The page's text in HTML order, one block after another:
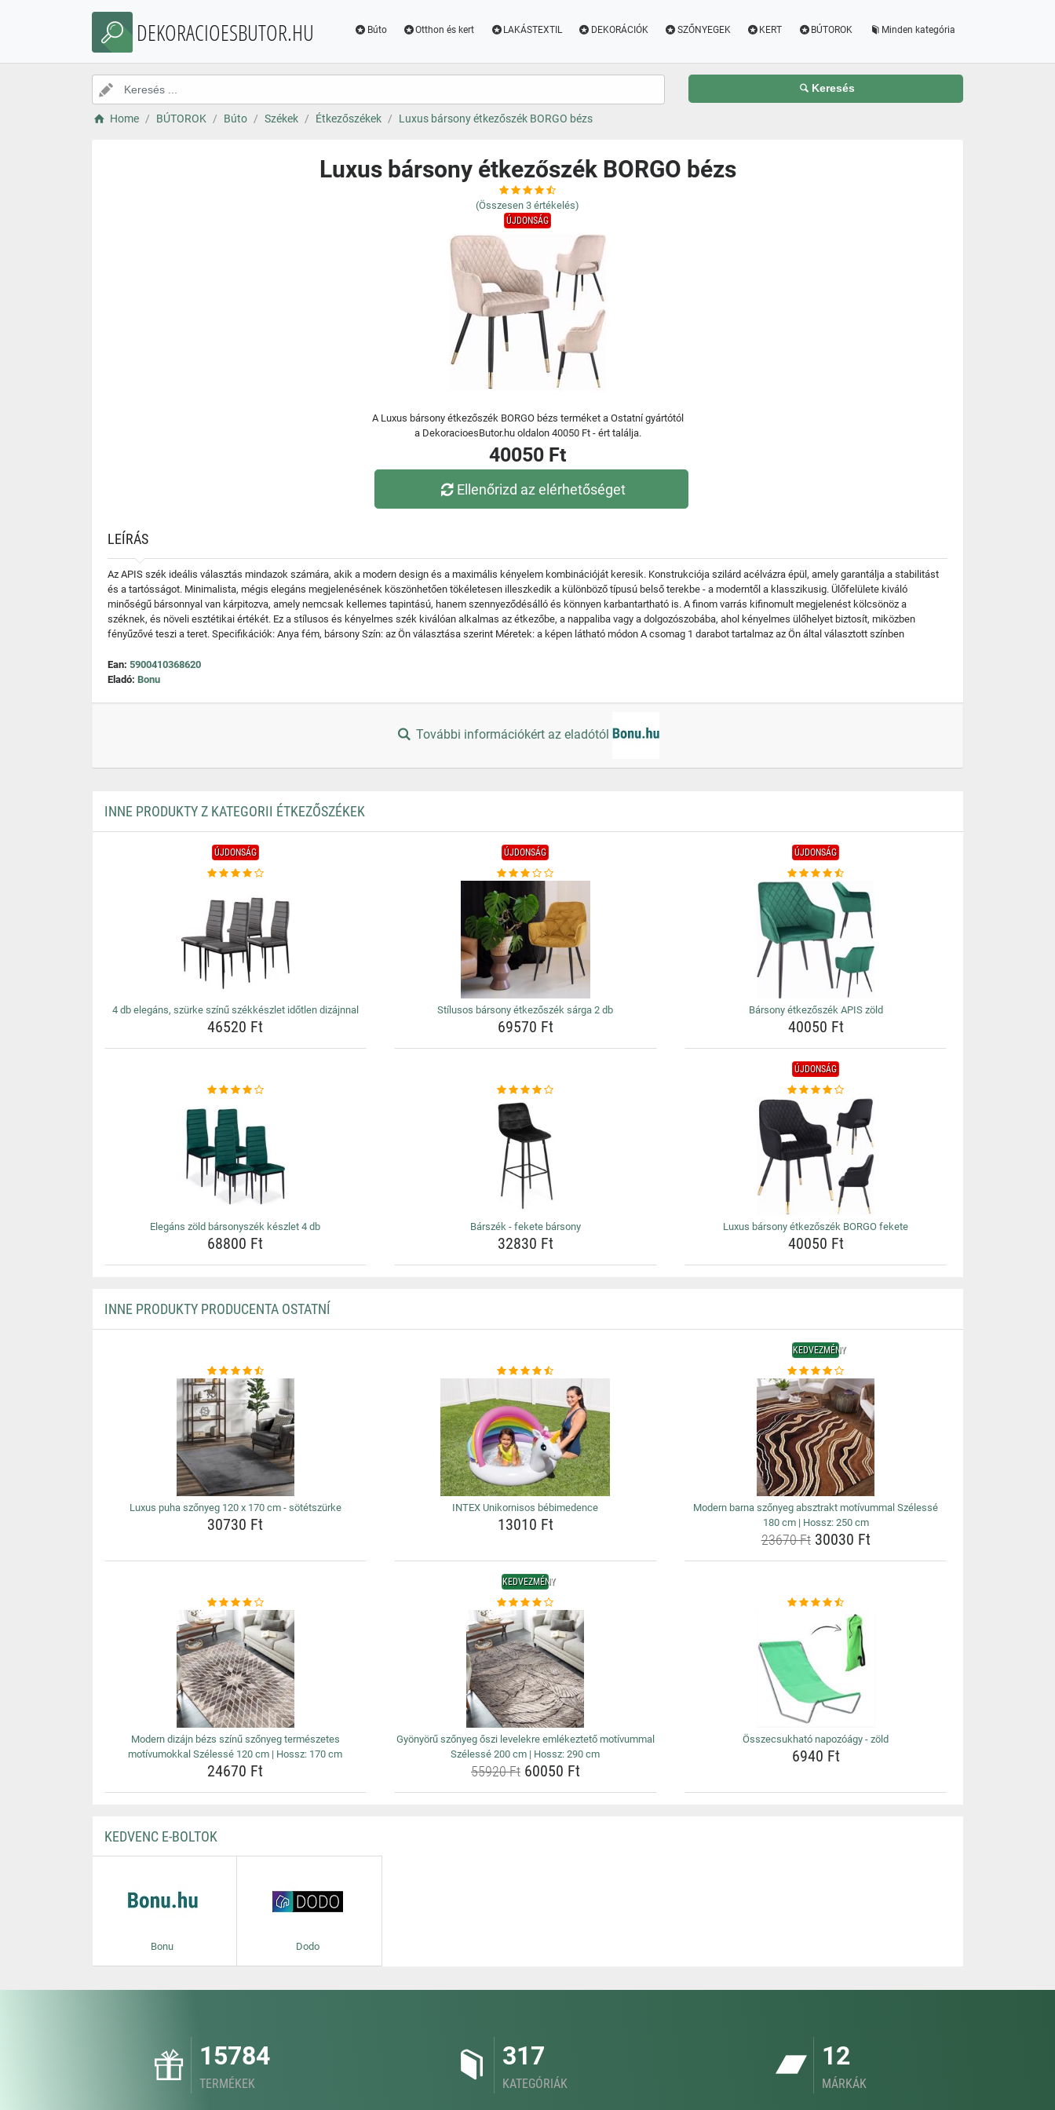
DEKORACIOESBUTOR.HU Búto Otthon és kert LAKÁSTEXTIL DEKORÁCIÓK SZŐNYEGEK KERT BÚTOROK Minden kategória
Keresés
Home BÚTOROK Búto Székek Étkezőszékek Luxus bársony étkezőszék BORGO bézs
Luxus bársony étkezőszék BORGO bézs
(Összesen 3 értékelés)
ÚJDONSÁG
A Luxus bársony étkezőszék BORGO bézs terméket a Ostatní gyártótól
a DekoracioesButor.hu oldalon 40050 Ft - ért találja.
40050 Ft
Ellenőrizd az elérhetőséget
LEÍRÁS
Az APIS szék ideális választás mindazok számára, akik a modern design és a maximális kényelem kombinációját keresik. Konstrukciója szilárd acélvázra épül, amely garantálja a stabilitást
és a tartósságot. Minimalista, mégis elegáns megjelenésének köszönhetően tökéletesen illeszkedik a különböző típusú belső terekbe - a moderntől a klasszikusig. Ülőfelülete kiváló
minőségű bársonnyal van kárpitozva, amely nemcsak kellemes tapintású, hanem szennyeződésálló és könnyen karbantartható is. A finom varrás kifinomult megjelenést kölcsönöz a
széknek, és növeli esztétikai értékét. Ez a stílusos és kényelmes szék kiválóan alkalmas az étkezőbe, a nappaliba vagy a dolgozószobába, ahol kényelmes ülőhelyet biztosít, miközben
fényűzővé teszi a teret. Specifikációk: Anya fém, bársony Szín: az Ön választása szerint Méretek: a képen látható módon A csomag 1 darabot tartalmaz az Ön által választott színben
Ean: 5900410368620
Eladó: Bonu
További információkért az eladótól
INNE PRODUKTY Z KATEGORII ÉTKEZŐSZÉKEK
ÚJDONSÁG
4 db elegáns, szürke színű székkészlet időtlen dizájnnal
46520 Ft
ÚJDONSÁG
Stílusos bársony étkezőszék sárga 2 db
69570 Ft
ÚJDONSÁG
Bársony étkezőszék APIS zöld
40050 Ft
Elegáns zöld bársonyszék készlet 4 db
68800 Ft
Bárszék - fekete bársony
32830 Ft
ÚJDONSÁG
Luxus bársony étkezőszék BORGO fekete
40050 Ft
INNE PRODUKTY PRODUCENTA OSTATNÍ
Luxus puha szőnyeg 120 x 170 cm - sötétszürke
30730 Ft
INTEX Unikornisos bébimedence
13010 Ft
KEDVEZMÉNY
Modern barna szőnyeg absztrakt motívummal Szélessé
180 cm | Hossz: 250 cm
23670 Ft30030 Ft
Modern dizájn bézs színű szőnyeg természetes
motívumokkal Szélessé 120 cm | Hossz: 170 cm
24670 Ft
KEDVEZMÉNY
Gyönyörű szőnyeg őszi levelekre emlékeztető motívummal
Szélessé 200 cm | Hossz: 290 cm
55920 Ft60050 Ft
Összecsukható napozóágy - zöld
6940 Ft
KEDVENC E-BOLTOK
Bonu Dodo
15784
TERMÉKEK
317
KATEGÓRIÁK
12
MÁRKÁK